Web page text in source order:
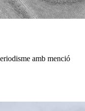
amb menció